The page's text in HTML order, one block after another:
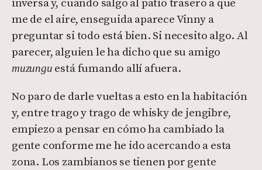
inversa y, cuando salgo al patio trasero a que
me de el aire, enseguida aparece Vinny a
preguntar si todo está bien. Si necesito algo. Al
parecer, alguien le ha dicho que su amigo
muzungu está fumando allí afuera.
No paro de darle vueltas a esto en la habitación
y, entre trago y trago de whisky de jengibre,
empiezo a pensar en cómo ha cambiado la
gente conforme me he ido acercando a esta
zona. Los zambianos se tienen por gente